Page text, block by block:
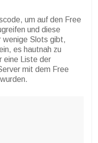
um auf den Free
und diese
wenige Slots gibt,
es hautnah zu
eine Liste der
mit dem Free